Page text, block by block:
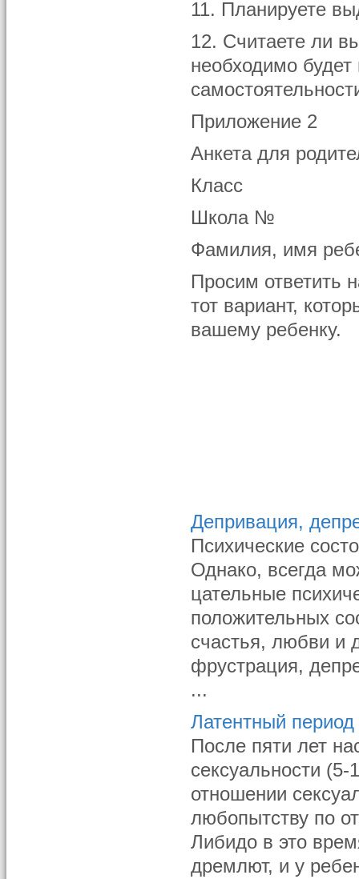
11. Планируете
12. Считаете ли
необходимо
Приложение 2
Анкета для
Класс
Школа №
Фамилия, имя
Просим ответить
тот вариант,
вашему ребенку.
Депривация,
Психические
Однако, всегда
цательные
положительных
счастья, любви и
фрустрация,
...
Латентный период
После пяти лет
сексуальности
отношении
любопытству по
Либидо в это
дремлют, и у